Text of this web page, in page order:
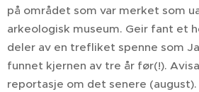
på området som var merket som
arkeologisk museum. Geir fant et
deler av en trefliket spenne som
funnet kjernen av tre år før(!).
reportasje om det senere (august).